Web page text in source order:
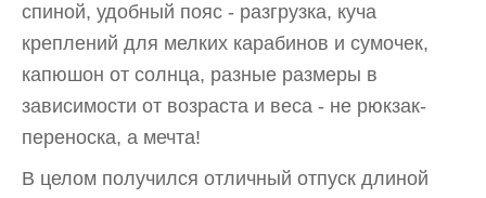
спиной, удобный пояс - разгрузка, куча
креплений для мелких карабинов и сумочек,
капюшон от солнца, разные размеры в
зависимости от возраста и веса - не рюкзак-
переноска, а мечта!
В целом получился отличный отпуск длиной